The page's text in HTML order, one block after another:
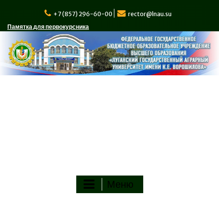
содержимому
+7 (857) 296-60-00
rector@lnau.su
Памятка для первокурсника
Меню